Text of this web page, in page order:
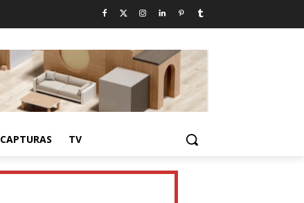
CAPTURAS TV